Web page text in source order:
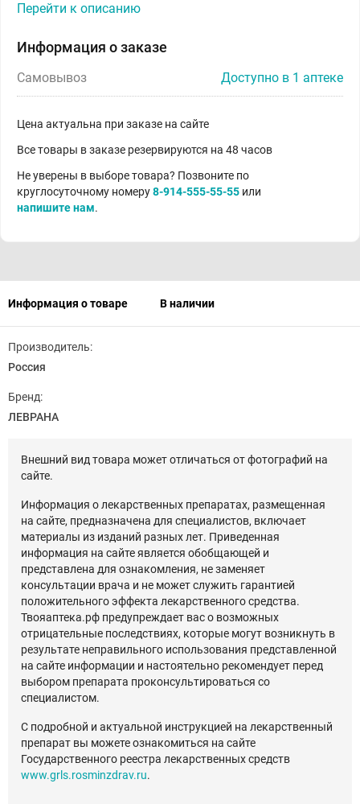
Перейти к описанию
Информация о заказе
Самовывоз Доступно в 1 аптеке
Цена актуальна при заказе на сайте
Все товары в заказе резервируются на 48 часов
Не уверены в выборе товара? Позвоните по
круглосуточному номеру8-914-555-55-55 или
напишите нам.
Информация о товаре В наличии
Производитель:
Россия
Бренд:
ЛЕВРАНА
Внешний вид товара может отличаться от фотографий на
сайте.
Информация о лекарственных препаратах, размещенная
на сайте, предназначена для специалистов, включает
материалы из изданий разных лет. Приведенная
информация на сайте является обобщающей и
представлена для ознакомления, не заменяет
консультации врача и не может служить гарантией
положительного эффекта лекарственного средства.
Твояаптека.рф предупреждает вас о возможных
отрицательные последствиях, которые могут возникнуть в
результате неправильного использования представленной
на сайте информации и настоятельно рекомендует перед
выбором препарата проконсультироваться со
специалистом.
С подробной и актуальной инструкцией на лекарственный
препарат вы можете ознакомиться на сайте
Государственного реестра лекарственных средств
www.grls.rosminzdrav.ru.